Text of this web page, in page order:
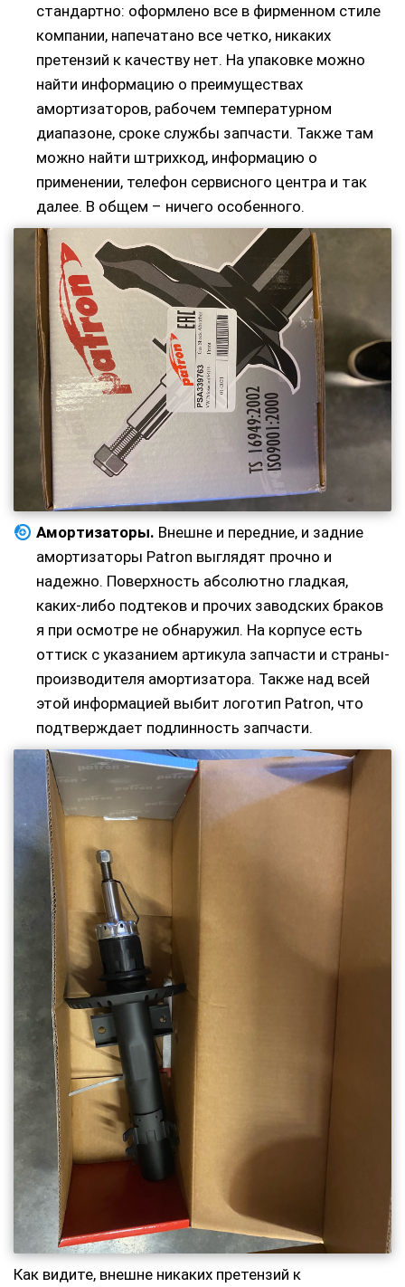
стандартно: оформлено все в фирменном стиле
компании, напечатано все четко, никаких
претензий к качеству нет. На упаковке можно
найти информацию о преимуществах
амортизаторов, рабочем температурном
диапазоне, сроке службы запчасти. Также там
можно найти штрихкод, информацию о
применении, телефон сервисного центра и так
далее. В общем – ничего особенного.
Амортизаторы. Внешне и передние, и задние
амортизаторы Patron выглядят прочно и
надежно. Поверхность абсолютно гладкая,
каких-либо подтеков и прочих заводских браков
я при осмотре не обнаружил. На корпусе есть
оттиск с указанием артикула запчасти и страны-
производителя амортизатора. Также над всей
этой информацией выбит логотип Patron, что
подтверждает подлинность запчасти.
Как видите, внешне никаких претензий к